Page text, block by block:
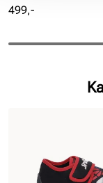
Pris
499,-